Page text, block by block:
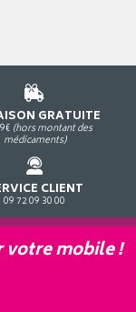
GRATUITE
(hors montant des
médicaments)
CLIENT
09 72 09 30 00
votre mobile !